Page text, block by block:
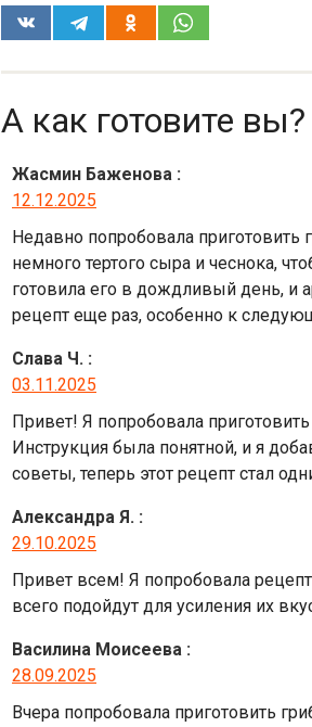
А как готовите
Жасмин Баженова :
12.12.2025
Недавно попробовала приготовить
немного тертого сыра и чеснока,
готовила его в дождливый день, и
рецепт еще раз, особенно к
Слава Ч. :
03.11.2025
Привет! Я попробовала
Инструкция была понятной, и я
советы, теперь этот рецепт стал
Александра Я. :
29.10.2025
Привет всем! Я попробовала
всего подойдут для усиления их
Василина Моисеева :
28.09.2025
Вчера попробовала приготовить